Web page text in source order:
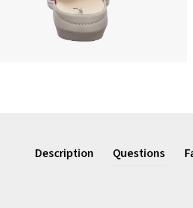
Description Questions